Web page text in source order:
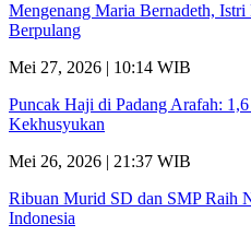
Mengenang Maria Bernadeth,
Berpulang
Mei 27, 2026 | 10:14 WIB
Puncak Haji di Padang Arafah:
Kekhusyukan
Mei 26, 2026 | 21:37 WIB
Ribuan Murid SD dan SMP Raih
Indonesia